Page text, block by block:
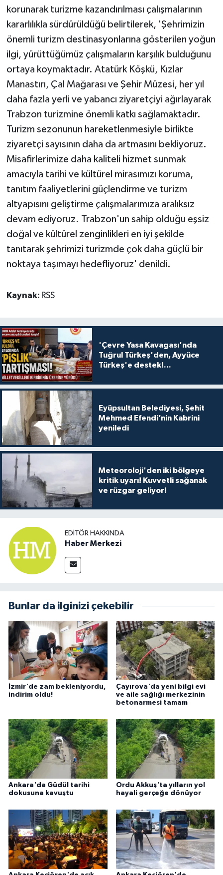
korunarak turizme kazandırılması çalışmalarının
kararlılıkla sürdürüldüğü belirtilerek, 'Şehrimizin
önemli turizm destinasyonlarına gösterilen yoğun
ilgi, yürüttüğümüz çalışmaların karşılık bulduğunu
ortaya koymaktadır. Atatürk Köşkü, Kızlar
Manastırı, Çal Mağarası ve Şehir Müzesi, her yıl
daha fazla yerli ve yabancı ziyaretçiyi ağırlayarak
Trabzon turizmine önemli katkı sağlamaktadır.
Turizm sezonunun hareketlenmesiyle birlikte
ziyaretçi sayısının daha da artmasını bekliyoruz.
Misafirlerimize daha kaliteli hizmet sunmak
amacıyla tarihi ve kültürel mirasımızı koruma,
tanıtım faaliyetlerini güçlendirme ve turizm
altyapısını geliştirme çalışmalarımıza aralıksız
devam ediyoruz. Trabzon'un sahip olduğu eşsiz
doğal ve kültürel zenginlikleri en iyi şekilde
tanıtarak şehrimizi turizmde çok daha güçlü bir
noktaya taşımayı hedefliyoruz' denildi.
Kaynak: RSS
'Çevre Yasa Kavagası'nda
Tuğrul Türkeş'den, Ayyüce
Türkeş'e destek!...
Eyüpsultan Belediyesi, Şehit
Mehmed Efendi’nin Kabrini
yeniledi
Meteoroloji'den iki bölgeye
kritik uyarı! Kuvvetli sağanak
ve rüzgar geliyor!
EDITÖR HAKKINDA
Haber Merkezi
Bunlar da ilginizi çekebilir
İzmir'de zam bekleniyordu,
indirim oldu!
Çayırova'da yeni bilgi evi
ve aile sağlığı merkezinin
betonarmesi tamam
Ankara'da Güdül tarihi
dokusuna kavuştu
Ordu Akkuş'ta yılların yol
hayali gerçeğe dönüyor